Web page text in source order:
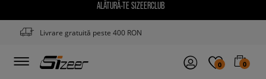
ALĂTURĂ-TE SIZEERCLUB
Livrare gratuită peste 400 RON
0 0